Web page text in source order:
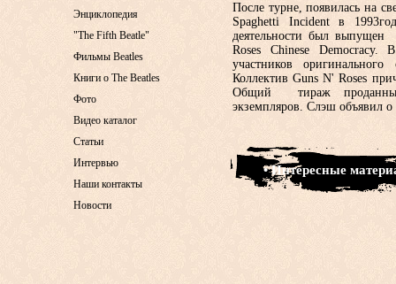
После турне, появилась на
Spaghetti Incident в
деятельности был
Roses Chinese
участников
Коллектив Guns N' Roses
Общий тираж проданных
экземпляров. Слэш объявил о
• Интересные
Энциклопедия
"The Fifth Beatle"
Фильмы Beatles
Книги о The Beatles
Фото
Видео каталог
Статьи
Интервью
Наши контакты
Новости